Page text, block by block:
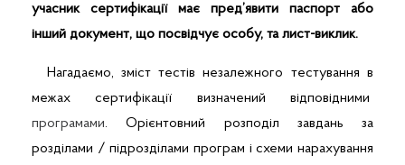
учасник сертифікації має пред’явити паспорт або
інший документ, що посвідчує особу, та лист-виклик.
Нагадаємо, зміст тестів незалежного тестування в
межах сертифікації визначений відповідними
програмами. Орієнтовний розподіл завдань за
розділами / підрозділами програм і схеми нарахування